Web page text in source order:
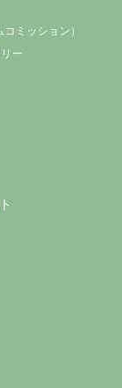
ミッション）
ー